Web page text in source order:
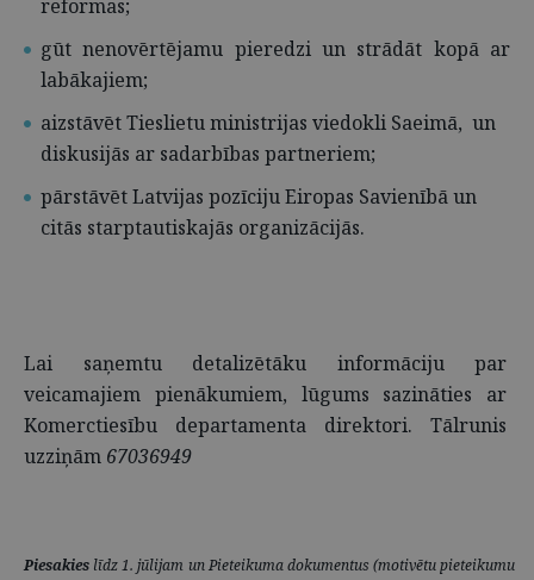
reformas;
gūt nenovērtējamu pieredzi un strādāt kopā ar
labākajiem;
aizstāvēt Tieslietu ministrijas viedokli Saeimā, un
diskusijās ar sadarbības partneriem;
pārstāvēt Latvijas pozīciju Eiropas Savienībā un
citās starptautiskajās organizācijās.
Lai saņemtu detalizētāku informāciju par
veicamajiem pienākumiem, lūgums sazināties ar
Komerctiesību departamenta direktori. Tālrunis
uzziņām 67036949
Piesakies līdz 1. jūlijam unPieteikuma dokumentus (motivētu pieteikumu